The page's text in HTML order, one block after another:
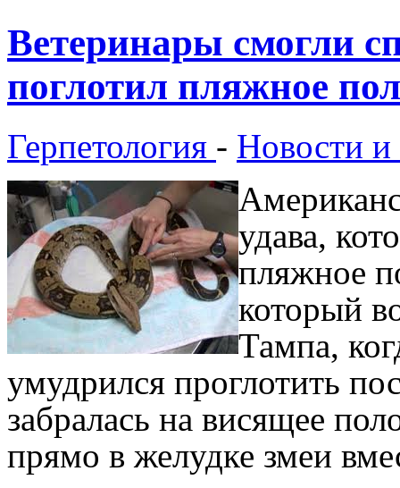
Ветеринары смогли
поглотил пляжное
Герпетология - Новости и
удава,
пляжное
который
Тампа,
умудрился проглотить
забралась на висящее
прямо в желудке змеи